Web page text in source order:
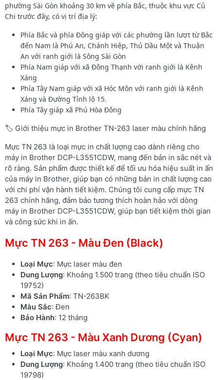
phường Sài Gòn khoảng 30 km về phía Bắc, thuộc khu vực Củ
Chi trước đây, có vị trí địa lý:
Phía Bắc và phía Đông giáp với các phường lần lượt từ Bắc
đến Nam là Phú An, Chánh Hiệp, Thủ Dầu Một và Thuận
An với ranh giới là Sông Sài Gòn
Phía Nam giáp với xã Đông Thạnh với ranh giới là Kênh
Xáng
Phía Tây Nam giáp với xã Hóc Môn với ranh giới là Kênh
Xáng và Đường Tỉnh lộ 15.
Phía Tây giáp xã Phú Hòa Đông
🏷️ Giới thiệu mực in Brother TN-263 laser màu chính hãng
Mực TN 263 là loại mực in chất lượng cao dành riêng cho
máy in Brother DCP-L3551CDW, mang đến bản in sắc nét và
rõ ràng. Sản phẩm được thiết kế để tối ưu hóa hiệu suất in ấn
của máy in Brother, giúp bạn có những bản in chất lượng cao
với chi phí vận hành tiết kiệm. Chúng tôi cung cấp mực TN
263 chính hãng, đảm bảo tương thích hoàn hảo với dòng
máy in Brother DCP-L3551CDW, giúp bạn tiết kiệm thời gian
và công sức khi in ấn.
Mực TN 263 - Màu Đen (Black)
Loại Mực: Mực laser màu đen
Dung Lượng: Khoảng 1.500 trang (theo tiêu chuẩn ISO
19752)
Mã Sản Phẩm: TN-263BK
Màu Sắc: Đen
Bảo Hành: 12 tháng
Mực TN 263 - Màu Xanh Dương (Cyan)
Loại Mực: Mực laser màu xanh dương
Dung Lượng: Khoảng 1.400 trang (theo tiêu chuẩn ISO
19798)